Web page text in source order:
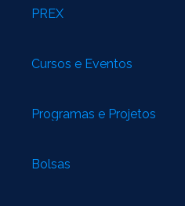
PREX
Cursos e Eventos
Programas e Projetos
Bolsas